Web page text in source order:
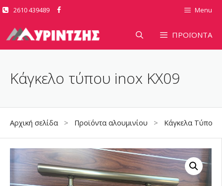
Μετάβαση
περιεχόμενο
2610 439489 Menu
ΠΡΟΪΟΝΤΑ
Κάγκελο τύπου inox KX09
Αρχική σελίδα > Προϊόντα αλουμινίου > Κάγκελα Τύπου